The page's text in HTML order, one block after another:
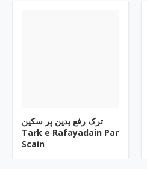
ترک رفع یدین پر سکین
Tark e Rafayadain Par
Scain